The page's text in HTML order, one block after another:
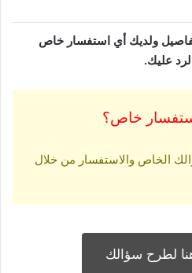
ولديك أي استفسار خاص
عليك.
خاص؟
الخاص والاستفسار من خلال
لطرح سؤالك